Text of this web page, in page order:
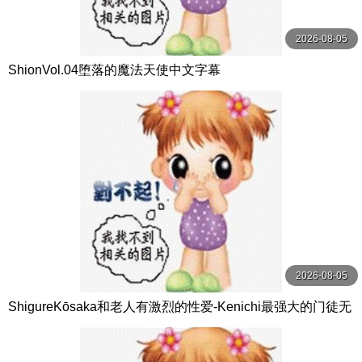
ShionVol.04堕落的魔法天使中文字幕
2026-08-05
ShigureKōsaka和老人有激烈的性爱-Kenichi最强大的门徒无
2026-08-05